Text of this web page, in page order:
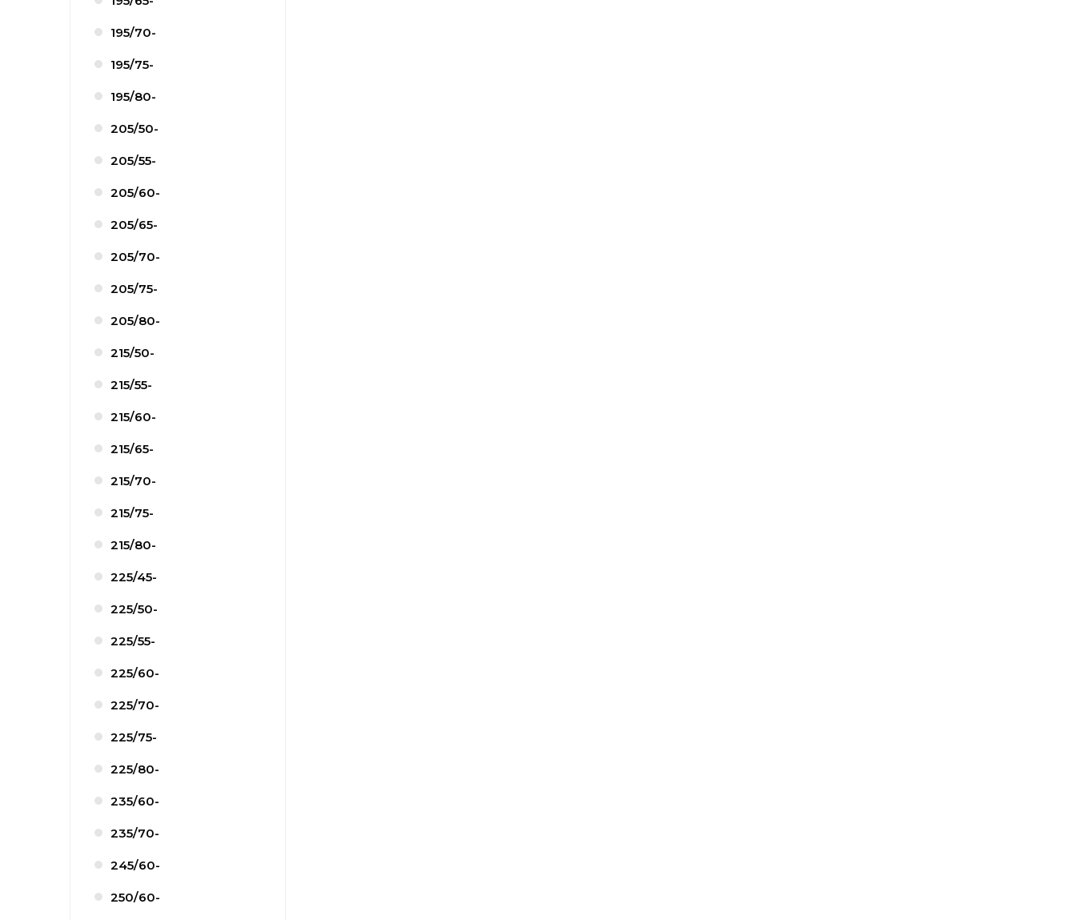
195/70-
195/75-
195/80-
205/50-
205/55-
205/60-
205/65-
205/70-
205/75-
205/80-
215/50-
215/55-
215/60-
215/65-
215/70-
215/75-
215/80-
225/45-
225/50-
225/55-
225/60-
225/70-
225/75-
225/80-
235/60-
235/70-
245/60-
250/60-